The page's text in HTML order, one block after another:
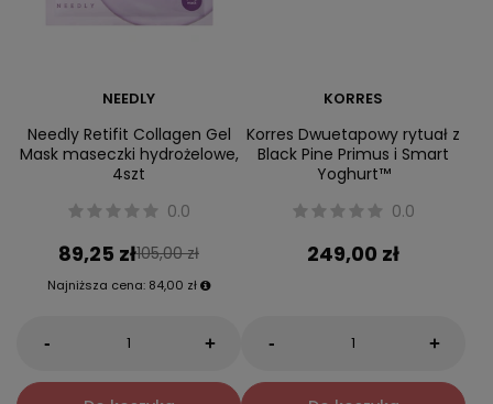
NEEDLY
Needly Retifit Collagen Gel
Mask maseczki hydrożelowe,
4szt
0.0
89,25 zł105,00 zł
Najniższa cena: 84,00 zł
- +
KORRES
Korres Dwuetapowy rytuał z
Black Pine Primus i Smart
Yoghurt™
0.0
249,00 zł
- +